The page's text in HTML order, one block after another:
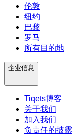
伦敦
纽约
巴黎
罗马
所有目的地
企业信息
Tiqets博客
关于我们
加入我们
负责任的披露